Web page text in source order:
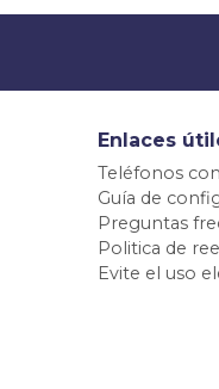
Enlaces
Teléfonos
Guía de
Preguntas
Politica de
Evite el uso